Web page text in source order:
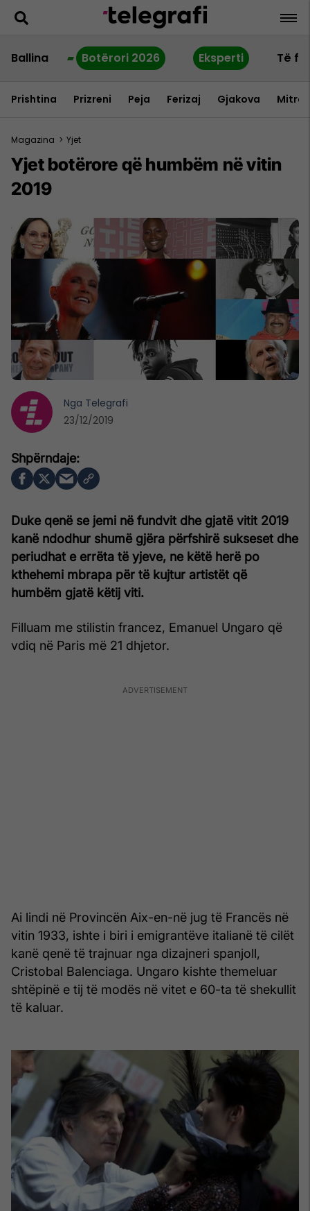
Ballina Botërori 2026 Eksperti Të
Prishtina Prizreni Peja Ferizaj Gjakova
Magazina > Yjet
Yjet botërore që humbëm në vitin
2019
Duke qenë se jemi në fundvit dhe gjatë vitit 2019
kanë ndodhur shumë gjëra përfshirë sukseset dhe
periudhat e errëta të yjeve, ne këtë herë po
kthehemi mbrapa për të kujtur artistët që
humbëm gjatë këtij viti.
Filluam me stilistin francez, Emanuel Ungaro që
vdiq në Paris më 21 dhjetor.
Ai lindi në Provincën Aix-en-në jug të Francës në
vitin 1933, ishte i biri i emigrantëve italianë të cilët
kanë qenë të trajnuar nga dizajneri spanjoll,
Cristobal Balenciaga. Ungaro kishte themeluar
shtëpinë e tij të modës në vitet e 60-ta të shekullit
të kaluar.
Nga Telegrafi
23/12/2019